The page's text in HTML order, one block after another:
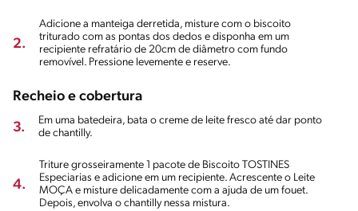
2.
Adicione a manteiga derretida, misture com o biscoito
triturado com as pontas dos dedos e disponha em um
recipiente refratário de 20cm de diâmetro com fundo
removível. Pressione levemente e reserve.
Recheio e cobertura
3.
Em uma batedeira, bata o creme de leite fresco até dar ponto
de chantilly.
4.
Triture grosseiramente 1 pacote de Biscoito TOSTINES
Especiarias e adicione em um recipiente. Acrescente o Leite
MOÇA e misture delicadamente com a ajuda de um fouet.
Depois, envolva o chantilly nessa mistura.